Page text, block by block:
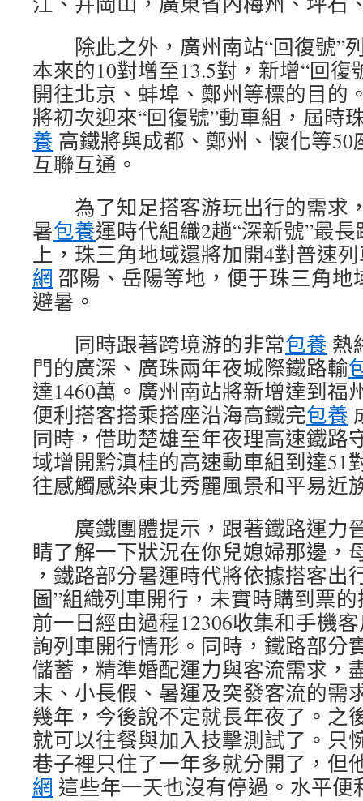
除此之外，廣州南站“回復號”
本來的10對增至13.5對，新增“回
開往北京、蚌埠、鄭州等標的目的
將初次迎來“回復號”動車組，屆時
養 高鐵將與成都、鄭州、懷化等
互聯互通。
為了知足搭客游玩出行的需求
暑包養運時代組織2趟“深新號”最
上，珠三角地域還將加開4對普速
網 邵陽、岳陽等地，便于珠三角
避暑。
同時跟著跨境游的非常包養 熱
門的廣深、廣珠兩年夜城際鐵路輸
達1460萬。廣州南站將新增達到福
便利搭客搭乘搭座沿海高鐵完包養
同時，借助楚雄至年夜理高速鐵路
域增開黔滇桂的高速動車組到達51
往感觸感染東北秀麗風景和平易近
廣鐵團體提示，跟著鐵路運力
睛了解一下狀況在你兒媳婦那邊，
，鐵路部分暑運時代將依據搭客出
圖”組織列車開行，未實時購到票
前一日經由過程12306收集和手機
詢列車開行情形。同時，鐵路部分
儲蓄，精準婚配運力與客流需求，
末、小長假、暑運及突發客流的需
幾年，今後說不定就長年夜了。之
就可以往餐與加入技擊測試了。只
巷子裡只住了一年多就分開了，但
網 這些年一天也沒有停過。水平便